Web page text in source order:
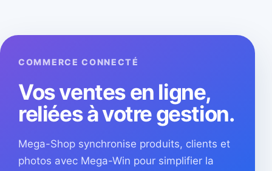
COMMERCE CONNECTÉ
Vos ventes en ligne,
reliées à votre gestion.
Mega-Shop synchronise produits, clients et
photos avec Mega-Win pour simplifier la